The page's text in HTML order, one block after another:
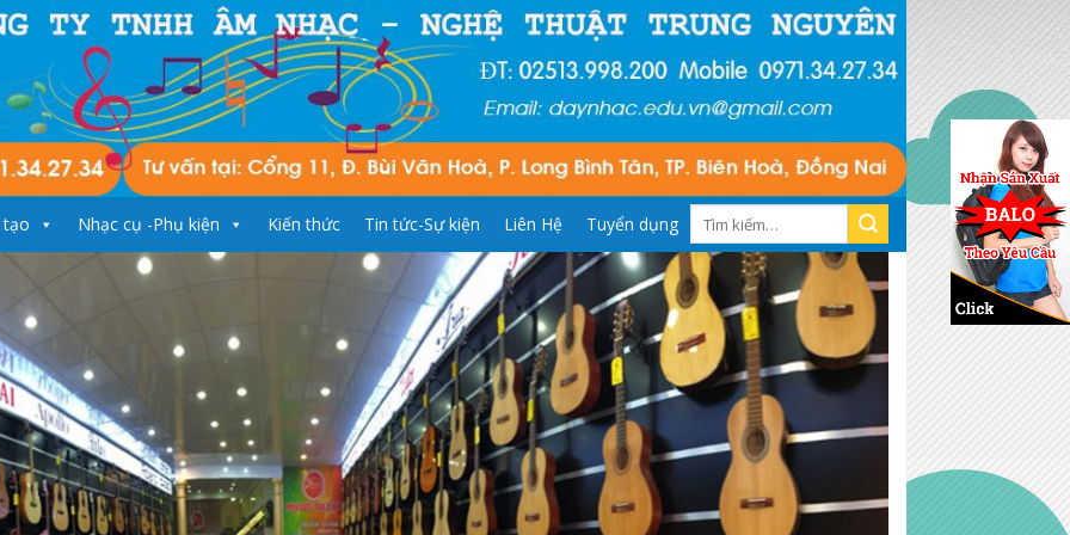
Nhạc cụ -Phụ kiện Kiến thức Tin tức-Sự kiện Liên Hệ Tuyển dụng
Tìm
kiếm: